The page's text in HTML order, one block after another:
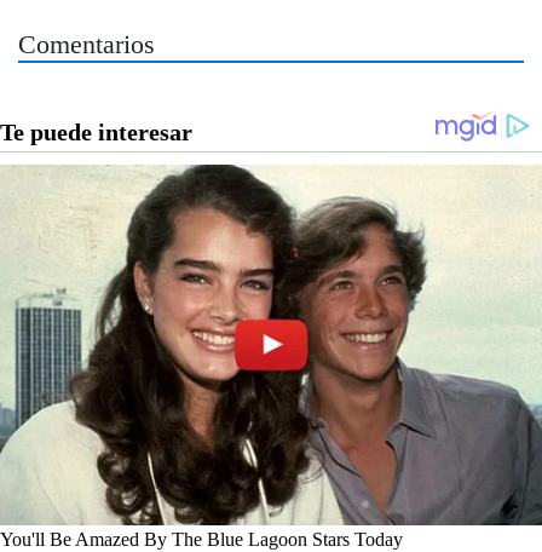
Comentarios